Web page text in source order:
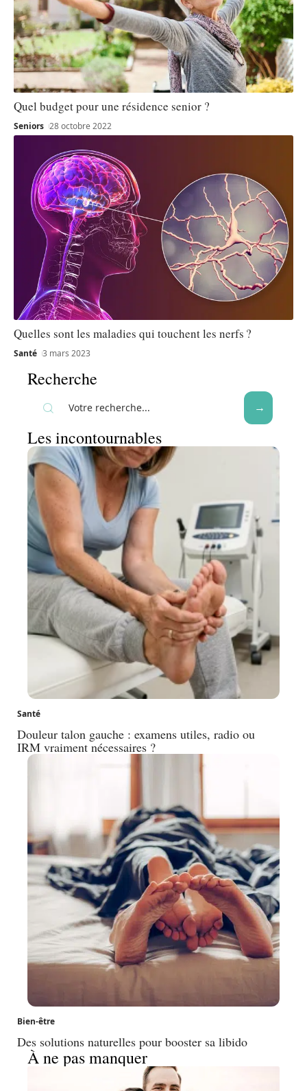
Quel budget pour une résidence senior ?
Seniors 28 octobre 2022
Quelles sont les maladies qui touchent les nerfs ?
Santé 3 mars 2023
Recherche
Les incontournables
Santé
Douleur talon gauche : examens utiles, radio ou
IRM vraiment nécessaires ?
Bien-être
Des solutions naturelles pour booster sa libido
À ne pas manquer